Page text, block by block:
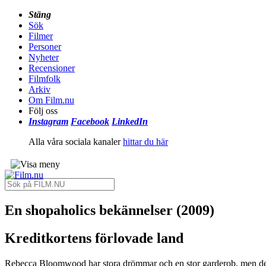
Stäng
Sök
Filmer
Personer
Nyheter
Recensioner
Filmfolk
Arkiv
Om Film.nu
Följ oss
Instagram Facebook LinkedIn
Alla våra sociala kanalerhittar du här
En shopaholics bekännelser (2009)
Kreditkortens förlovade land
Rebecca Bloomwood har stora drömmar och en stor garderob, men